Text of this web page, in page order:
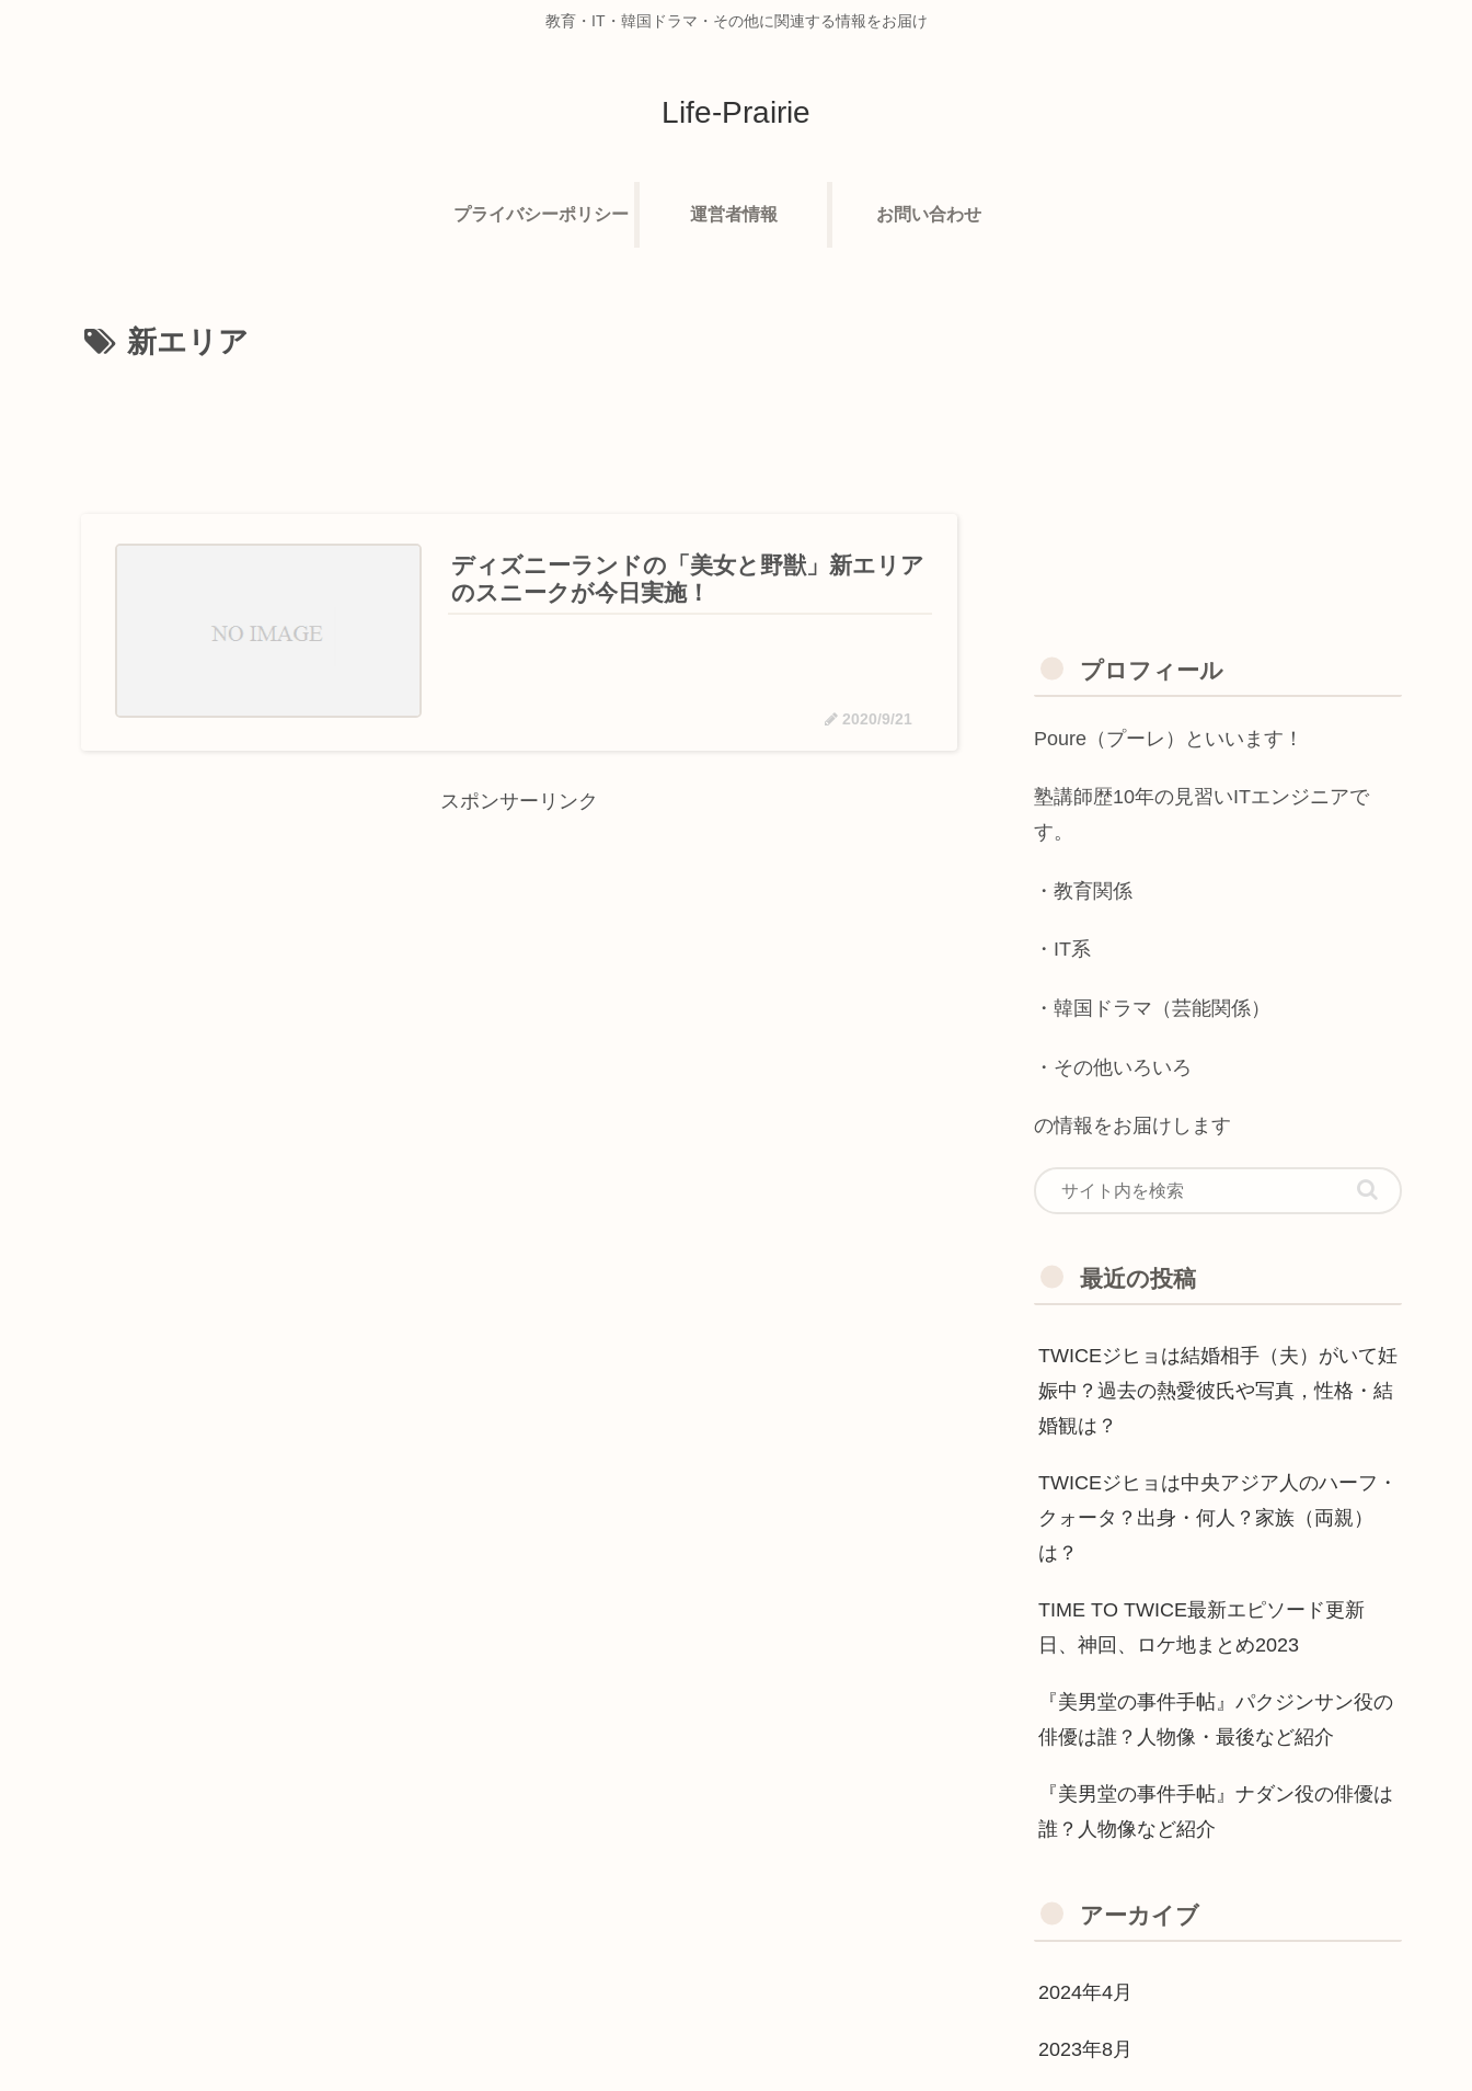
教育・IT・韓国ドラマ・その他に関連する情報をお届け
Life-Prairie
プライバシーポリシー 運営者情報 お問い合わせ
新エリア
ディズニーランドの「美女と野獣」新エリア
のスニークが今日実施！
2020/9/21
スポンサーリンク
プロフィール
Poure（プーレ）といいます！
塾講師歴10年の見習いITエンジニアで
す。
・教育関係
・IT系
・韓国ドラマ（芸能関係）
・その他いろいろ
の情報をお届けします
最近の投稿
TWICEジヒョは結婚相手（夫）がいて妊
娠中？過去の熱愛彼氏や写真，性格・結
婚観は？
TWICEジヒョは中央アジア人のハーフ・
クォータ？出身・何人？家族（両親）
は？
TIME TO TWICE最新エピソード更新
日、神回、ロケ地まとめ2023
『美男堂の事件手帖』パクジンサン役の
俳優は誰？人物像・最後など紹介
『美男堂の事件手帖』ナダン役の俳優は
誰？人物像など紹介
アーカイブ
2024年4月
2023年8月